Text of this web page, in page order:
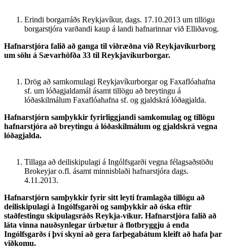
Erindi borgarráðs Reykjavíkur, dags. 17.10.2013 um tillögu
borgarstjóra varðandi kaup á landi hafnarinnar við Elliðavog.
Hafnarstjóra falið að ganga til viðræðna við Reykjavíkurborg
um sölu á Sævarhöfða 33 til Reykjavíkurborgar.
Drög að samkomulagi Reykjavíkurborgar og Faxaflóahafna
sf. um lóðagjaldamál ásamt tillögu að breytingu á
lóðaskilmálum Faxaflóahafna sf. og gjaldskrá lóðagjalda.
Hafnarstjórn samþykkir fyrirliggjandi samkomulag og tillögu
hafnarstjóra að breytingu á lóðaskilmálum og gjaldskrá vegna
lóðagjalda.
Tillaga að deiliskipulagi á Ingólfsgarði vegna félagsaðstöðu
Brokeyjar o.fl. ásamt minnisblaði hafnarstjóra dags.
4.11.2013.
Hafnarstjórn samþykkir fyrir sitt leyti framlagða tillögu að
deiliskipulagi á Ingólfsgarði og samþykkir að óska eftir
staðfestingu skipulagsráðs Reykja-víkur. Hafnarstjóra falið að
láta vinna nauðsynlegar úrbætur á flotbryggju á enda
Ingólfsgarðs í því skyni að gera farþegabátum kleift að hafa þar
viðkomu.